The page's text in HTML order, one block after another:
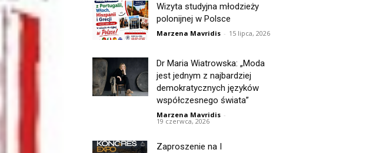
Wizyta studyjna młodzieży
polonijnej w Polsce
Marzena Mavridis - 15 lipca, 2026
Dr Maria Wiatrowska: „Moda
jest jednym z najbardziej
demokratycznych języków
współczesnego świata”
Marzena Mavridis -
19 czerwca, 2026
Zaproszenie na I